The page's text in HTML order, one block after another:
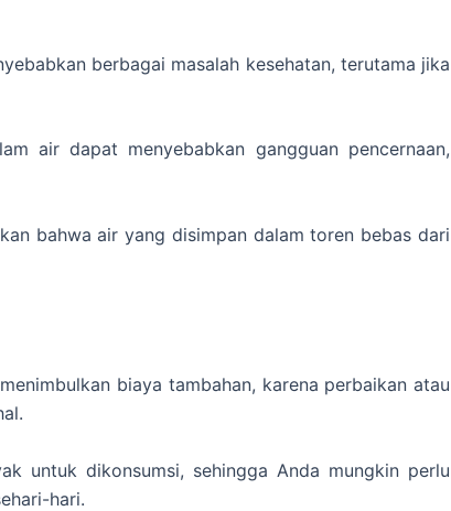
berbagai masalah kesehatan, terutama jika
air dapat menyebabkan gangguan pencernaan,
bahwa air yang disimpan dalam toren bebas dari
biaya tambahan, karena perbaikan atau
untuk dikonsumsi, sehingga Anda mungkin perlu
hari.